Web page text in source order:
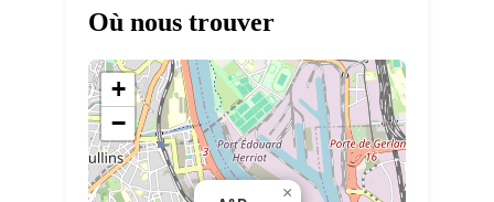
Où nous trouver
×
+
−